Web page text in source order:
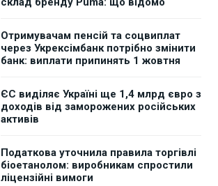
Отримувачам пенсій та соцвиплат
через Укрексімбанк потрібно змінити
банк: виплати припинять 1 жовтня
ЄС виділяє Україні ще 1,4 млрд євро з
доходів від заморожених російських
активів
Податкова уточнила правила торгівлі
біоетанолом: виробникам спростили
ліцензійні вимоги